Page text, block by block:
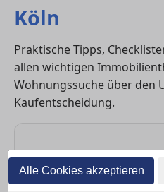
Alle Cookies akzeptieren
Köln
Praktische Tipps,
allen wichtigen
Wohnungssuche über den
Kaufentscheidung.
Wohnung mieten
Von der Bewerbung bis